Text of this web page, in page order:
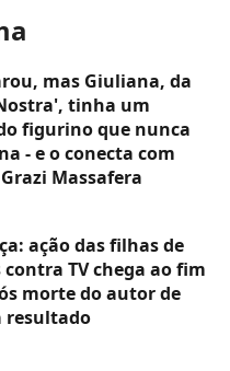
mas Giuliana, da
tinha um
figurino que nunca
- e o conecta com
Massafera
ação das filhas de
TV chega ao fim
morte do autor de
resultado